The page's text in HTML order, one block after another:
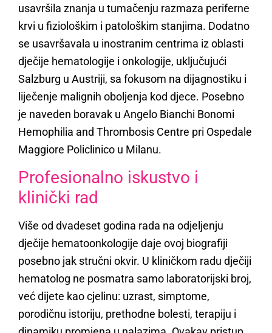
usavršila znanja u tumačenju razmaza periferne
krvi u fiziološkim i patološkim stanjima. Dodatno
se usavršavala u inostranim centrima iz oblasti
dječije hematologije i onkologije, uključujući
Salzburg u Austriji, sa fokusom na dijagnostiku i
liječenje malignih oboljenja kod djece. Posebno
je naveden boravak u Angelo Bianchi Bonomi
Hemophilia and Thrombosis Centre pri Ospedale
Maggiore Policlinico u Milanu.
Profesionalno iskustvo i
klinički rad
Više od dvadeset godina rada na odjeljenju
dječije hematoonkologije daje ovoj biografiji
posebno jak stručni okvir. U kliničkom radu dječiji
hematolog ne posmatra samo laboratorijski broj,
već dijete kao cjelinu: uzrast, simptome,
porodičnu istoriju, prethodne bolesti, terapiju i